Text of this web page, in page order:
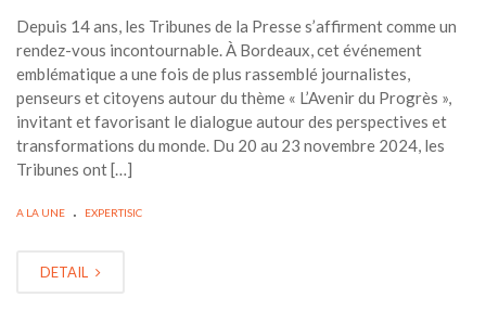
Depuis 14 ans, les Tribunes de la Presse s’affirment comme un
rendez-vous incontournable. À Bordeaux, cet événement
emblématique a une fois de plus rassemblé journalistes,
penseurs et citoyens autour du thème « L’Avenir du Progrès »,
invitant et favorisant le dialogue autour des perspectives et
transformations du monde. Du 20 au 23 novembre 2024, les
Tribunes ont […]
A LA UNE . EXPERTISIC
DETAIL